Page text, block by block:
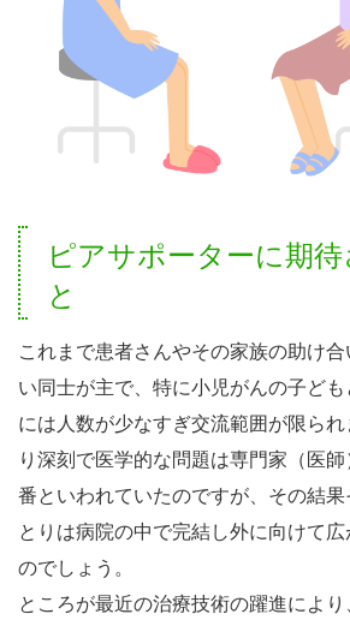
ピアサポーターに期待
と
これまで患者さんやその家族の助け
い同士が主で、特に小児がんの子ど
には人数が少なすぎ交流範囲が限ら
り深刻で医学的な問題は専門家（医
番といわれていたのですが、その結
とりは病院の中で完結し外に向けて
のでしょう。
ところが最近の治療技術の躍進によ